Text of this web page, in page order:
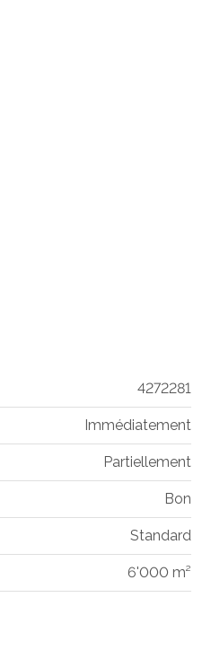
4272281
Immédiatement
Partiellement
Bon
Standard
6'000 m²